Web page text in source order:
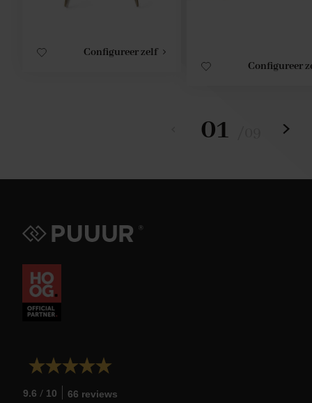
Configureer zelf
Configureer
01
9.6 / 10 66 reviews